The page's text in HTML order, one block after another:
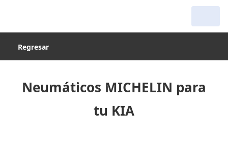
Regresar
Neumáticos MICHELIN para
tu KIA